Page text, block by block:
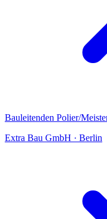
Bauleitenden Polier/
Extra Bau GmbH · Berlin